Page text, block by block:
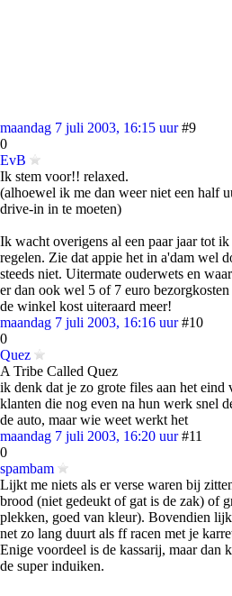
maandag 7 juli 2003, 16:15 uur #9
0
EvB
Ik stem voor!! relaxed.
(alhoewel ik me dan weer niet een half
drive-in in te moeten)
Ik wacht overigens al een paar jaar tot
regelen. Zie dat appie het in a'dam wel
steeds niet. Uitermate ouderwets en
er dan ook wel 5 of 7 euro
de winkel kost uiteraard meer!
maandag 7 juli 2003, 16:16 uur #10
0
Quez
A Tribe Called Quez
ik denk dat je zo grote files aan het
klanten die nog even na hun werk snel
de auto, maar wie weet werkt het
maandag 7 juli 2003, 16:20 uur #11
0
spambam
Lijkt me niets als er verse waren bij
brood (niet gedeukt of gat is de zak) of
plekken, goed van kleur). Bovendien
net zo lang duurt als ff racen met je
Enige voordeel is de kassarij, maar dan
de super induiken.